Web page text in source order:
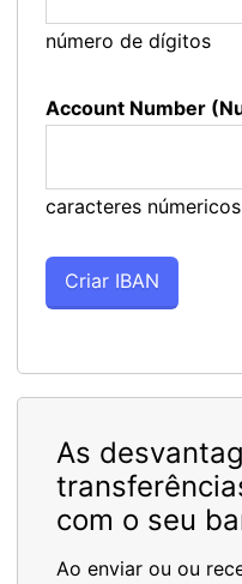
número de dígitos
Account Number
caracteres
As
com o seu
Ao enviar ou ou